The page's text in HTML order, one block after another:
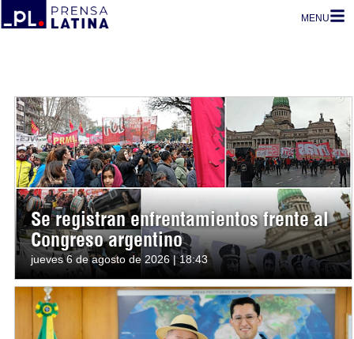
MENU
Se registran enfrentamientos frente al
Congreso argentino
jueves 6 de agosto de 2026 | 18:43